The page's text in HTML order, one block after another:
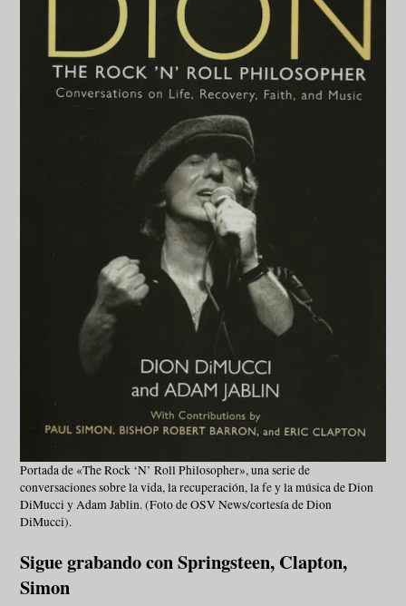
Portada de «The Rock ‘N’ Roll Philosopher», una serie de
conversaciones sobre la vida, la recuperación, la fe y la música de Dion
DiMucci y Adam Jablin. (Foto de OSV News/cortesía de Dion
DiMucci).
Sigue grabando con Springsteen, Clapton,
Simon